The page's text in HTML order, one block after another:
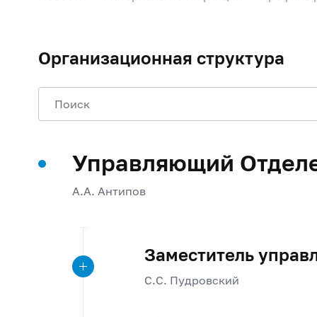
Организационная структура
Управляющий
А.А. Антипов
Заместитель
С.С. Пудровский